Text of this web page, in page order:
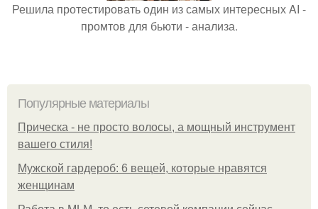
Решила протестировать один из самых интересных AI -
промтов для бьюти - анализа.
Популярные материалы
Прическа - не просто волосы, а мощный инструмент
вашего стиля!
Мужской гардероб: 6 вещей, которые нравятся
женщинам